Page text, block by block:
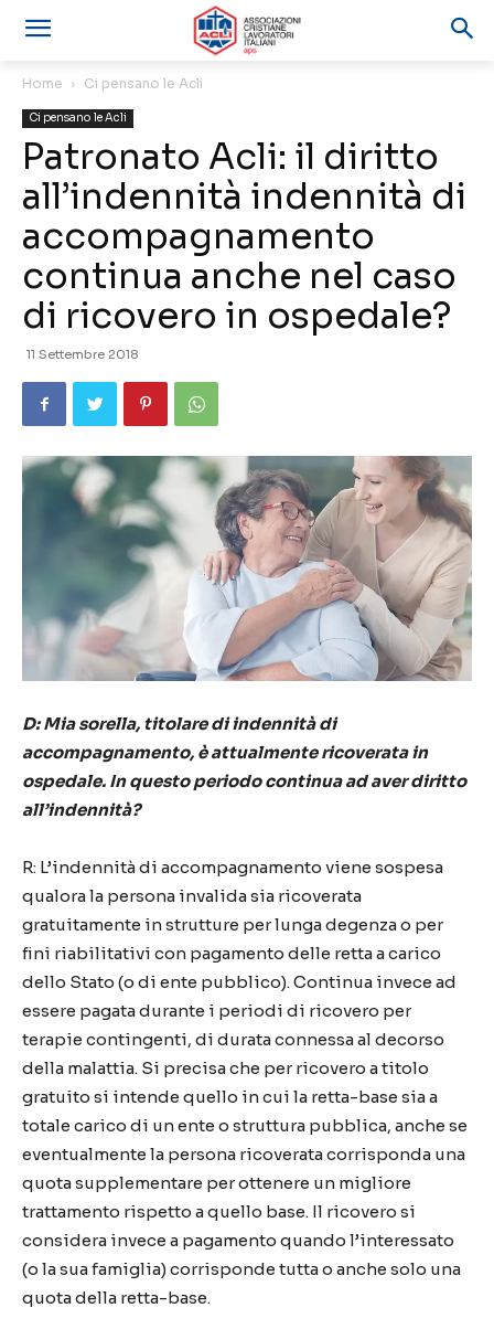
Home Ci pensano le Acli
Ci pensano le Acli
Patronato Acli: il diritto
all’indennità indennità di
accompagnamento
continua anche nel caso
di ricovero in ospedale?
11 Settembre 2018
D: Mia sorella, titolare di indennità di
accompagnamento, è attualmente ricoverata in
ospedale. In questo periodo continua ad aver diritto
all’indennità?
R: L’indennità di accompagnamento viene sospesa
qualora la persona invalida sia ricoverata
gratuitamente in strutture per lunga degenza o per
fini riabilitativi con pagamento delle retta a carico
dello Stato (o di ente pubblico). Continua invece ad
essere pagata durante i periodi di ricovero per
terapie contingenti, di durata connessa al decorso
della malattia. Si precisa che per ricovero a titolo
gratuito si intende quello in cui la retta-base sia a
totale carico di un ente o struttura pubblica, anche se
eventualmente la persona ricoverata corrisponda una
quota supplementare per ottenere un migliore
trattamento rispetto a quello base. Il ricovero si
considera invece a pagamento quando l’interessato
(o la sua famiglia) corrisponde tutta o anche solo una
quota della retta-base.